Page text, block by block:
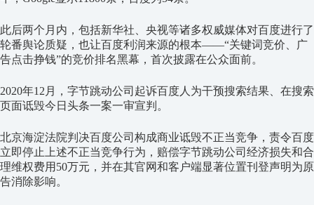
此后两个月内，包括新华社、央视等诸多权威媒体对百度进行了
轮番舆论质疑，也让百度利润来源的根本——“关键词竞价、广
告点击挣钱”的竞价排名黑幕，首次披露在公众面前。
2020年12月，字节跳动公司起诉百度人为干预搜索结果、在搜索
页面诋毁今日头条一案一审宣判。
北京海淀法院判决百度公司构成商业诋毁不正当竞争，责令百度
立即停止上述不正当竞争行为，赔偿字节跳动公司经济损失和合
理维权费用50万元，并在其官网和客户端显著位置刊登声明为原
告消除影响。